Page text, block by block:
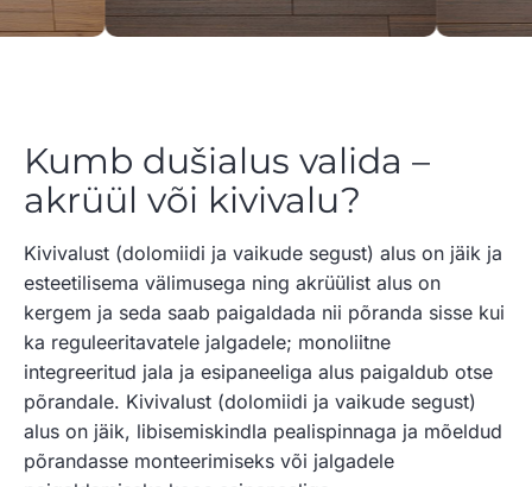
Kumb dušialus valida –
akrüül või kivivalu?
Kivivalust (dolomiidi ja vaikude segust) alus on jäik ja
esteetilisema välimusega ning akrüülist alus on
kergem ja seda saab paigaldada nii põranda sisse kui
ka reguleeritavatele jalgadele; monoliitne
integreeritud jala ja esipaneeliga alus paigaldub otse
põrandale. Kivivalust (dolomiidi ja vaikude segust)
alus on jäik, libisemiskindla pealispinnaga ja mõeldud
põrandasse monteerimiseks või jalgadele